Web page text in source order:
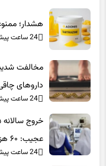
هشدار؛
24 ساعت پیش
مخالفت
داروهای
24 ساعت پیش
عجیب: ۶۰ هزار پرستار خانه‌نشین شدند؟
24 ساعت پیش